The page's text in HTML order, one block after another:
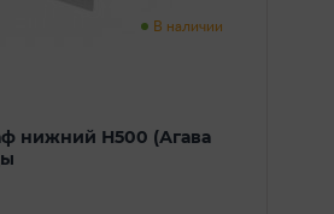
В наличии
нижний Н500 (Агава